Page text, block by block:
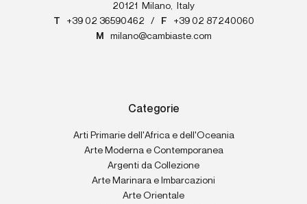
20121
Milano,
Italy
T
+39 02 36590462 / F
+39 02 87240060
M
milano@cambiaste.com
Categorie
Arti Primarie dell'Africa e dell'Oceania
Arte Moderna e Contemporanea
Argenti da Collezione
Arte Marinara e Imbarcazioni
Arte Orientale